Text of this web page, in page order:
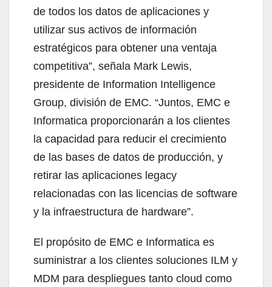
de todos los datos de aplicaciones y
utilizar sus activos de información
estratégicos para obtener una ventaja
competitiva”, señala Mark Lewis,
presidente de Information Intelligence
Group, división de EMC. “Juntos, EMC e
Informatica proporcionarán a los clientes
la capacidad para reducir el crecimiento
de las bases de datos de producción, y
retirar las aplicaciones legacy
relacionadas con las licencias de software
y la infraestructura de hardware”.
El propósito de EMC e Informatica es
suministrar a los clientes soluciones ILM y
MDM para despliegues tanto cloud como